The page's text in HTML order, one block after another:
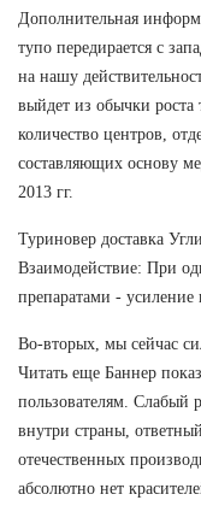
Дополнительная
тупо передирается с
на нашу
выйдет из обычки роста
количество центров,
составляющих основу
2013 гг.
Туриновер доставка
Взаимодействие: При
препаратами - усиление
Во-вторых, мы сейчас
Читать еще Баннер
пользователям. Слабый
внутри страны,
отечественных
абсолютно нет